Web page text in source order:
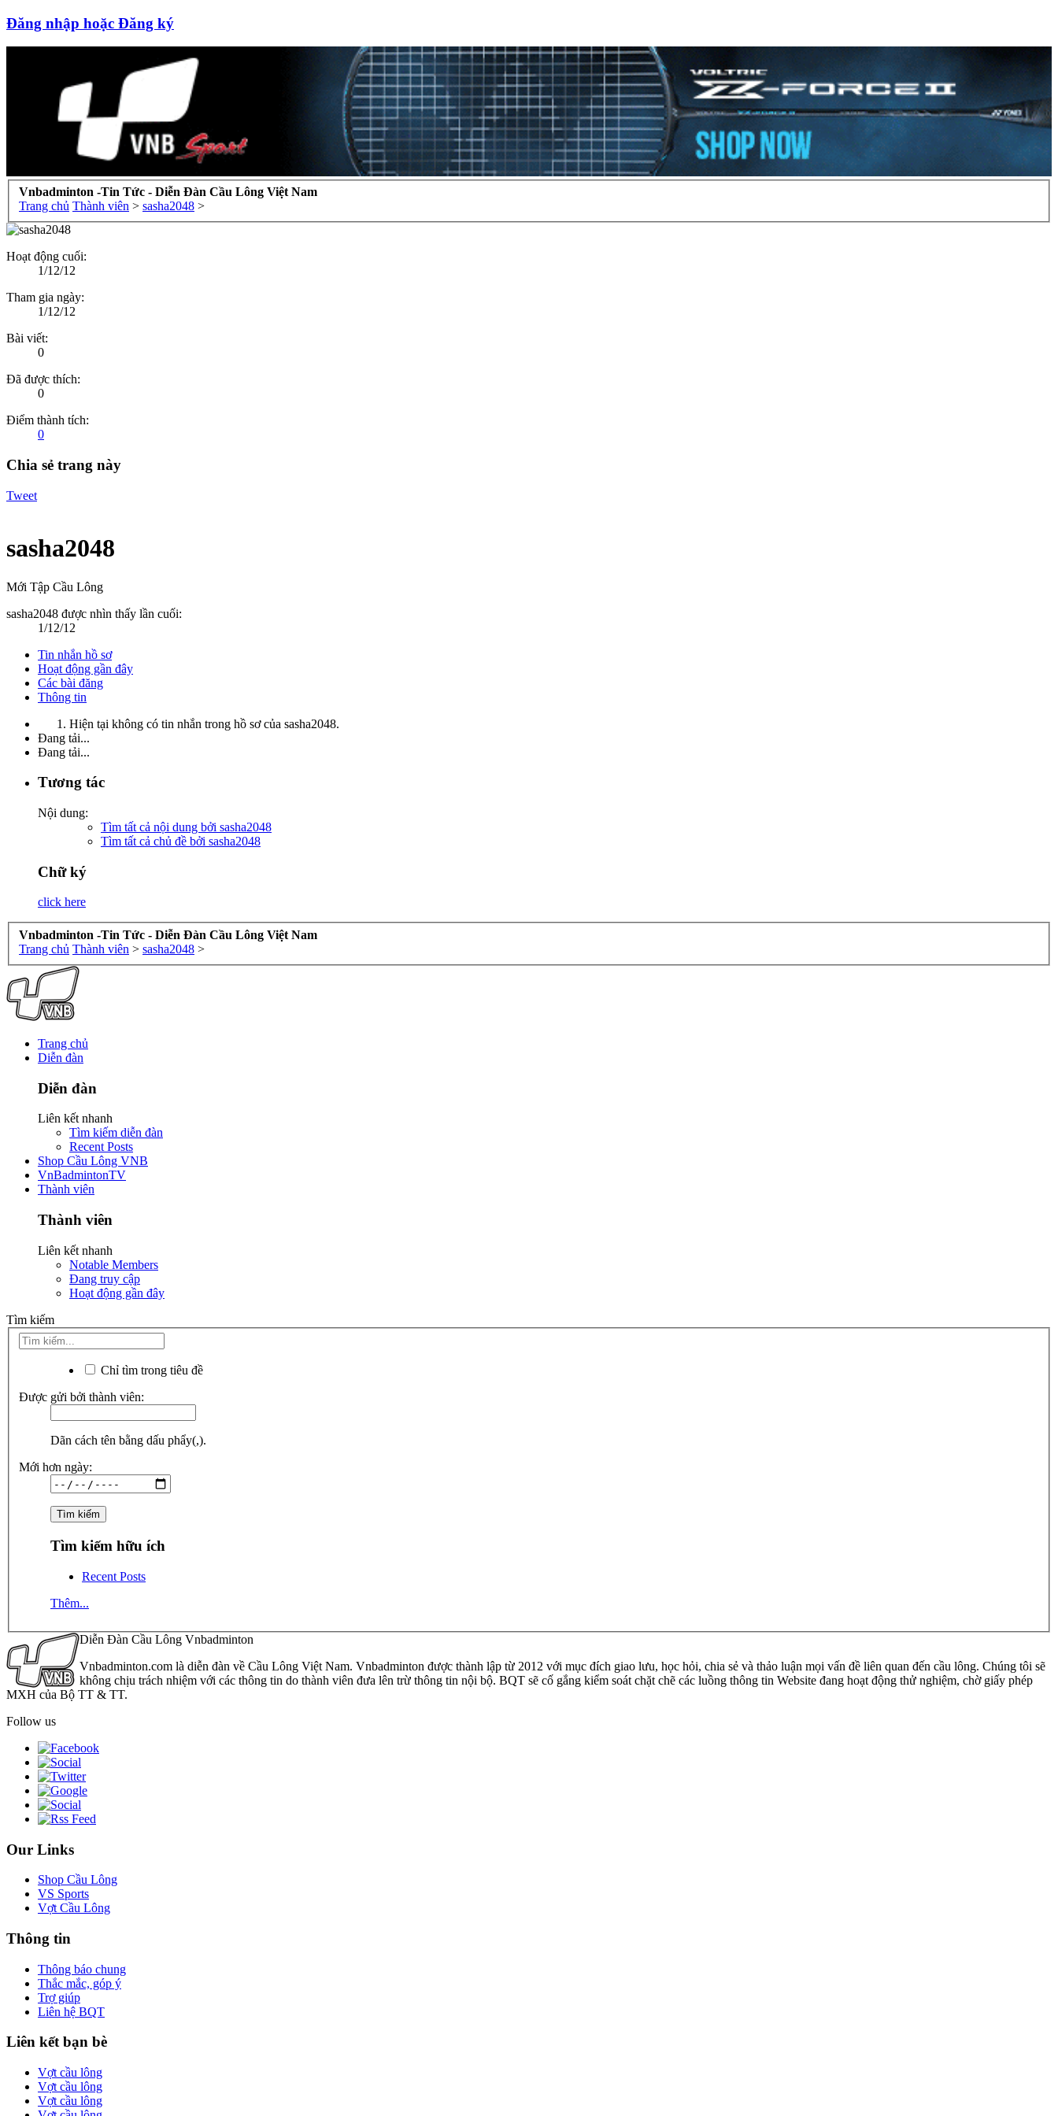
Đăng nhập hoặc Đăng ký
Vnbadminton -Tin Tức - Diễn Đàn Cầu Lông Việt Nam
Trang chủ Thành viên > sasha2048 >
Hoạt động cuối:
1/12/12
Tham gia ngày:
1/12/12
Bài viết:
0
Đã được thích:
0
Điểm thành tích:
0
Chia sẻ trang này
Tweet
sasha2048
Mới Tập Cầu Lông
sasha2048 được nhìn thấy lần cuối:
1/12/12
Tin nhắn hồ sơ
Hoạt động gần đây
Các bài đăng
Thông tin
Hiện tại không có tin nhắn trong hồ sơ của sasha2048.
Đang tải...
Đang tải...
Tương tác
Nội dung:
Tìm tất cả nội dung bởi sasha2048
Tìm tất cả chủ đề bởi sasha2048
Chữ ký
click here
Vnbadminton -Tin Tức - Diễn Đàn Cầu Lông Việt Nam
Trang chủ Thành viên > sasha2048 >
Trang chủ
Diễn đàn
Diễn đàn
Liên kết nhanh
Tìm kiếm diễn đàn
Recent Posts
Shop Cầu Lông VNB
VnBadmintonTV
Thành viên
Thành viên
Liên kết nhanh
Notable Members
Đang truy cập
Hoạt động gần đây
Tìm kiếm
Chỉ tìm trong tiêu đề
Được gửi bởi thành viên:
Dãn cách tên bằng dấu phẩy(,).
Mới hơn ngày:
Tìm kiếm hữu ích
Recent Posts
Thêm...
Diễn Đàn Cầu Lông Vnbadminton
Vnbadminton.com là diễn đàn về Cầu Lông Việt Nam. Vnbadminton được thành lập từ 2012 với mục đích giao lưu, học hỏi, chia sẻ và thảo luận mọi vấn đề liên quan đến cầu lông. Chúng tôi sẽ
không chịu trách nhiệm với các thông tin do thành viên đưa lên trừ thông tin nội bộ. BQT sẽ cố gắng kiểm soát chặt chẽ các luồng thông tin Website đang hoạt động thử nghiệm, chờ giấy phép
MXH của Bộ TT & TT.
Follow us
Our Links
Shop Cầu Lông
VS Sports
Vợt Cầu Lông
Thông tin
Thông báo chung
Thắc mắc, góp ý
Trợ giúp
Liên hệ BQT
Liên kết bạn bè
Vợt cầu lông
Vợt cầu lông
Vợt cầu lông